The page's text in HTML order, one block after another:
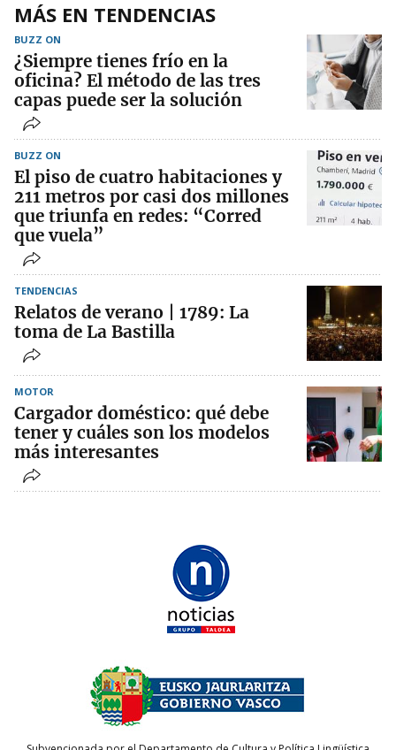
MÁS EN TENDENCIAS
BUZZ ON
¿Siempre tienes frío en la
oficina? El método de las tres
capas puede ser la solución
BUZZ ON
El piso de cuatro habitaciones y
211 metros por casi dos millones
que triunfa en redes: “Corred
que vuela”
TENDENCIAS
Relatos de verano | 1789: La
toma de La Bastilla
MOTOR
Cargador doméstico: qué debe
tener y cuáles son los modelos
más interesantes